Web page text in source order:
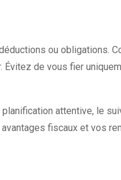
ou obligations.
Évitez de vous fier
attentive, le
fiscaux et vos